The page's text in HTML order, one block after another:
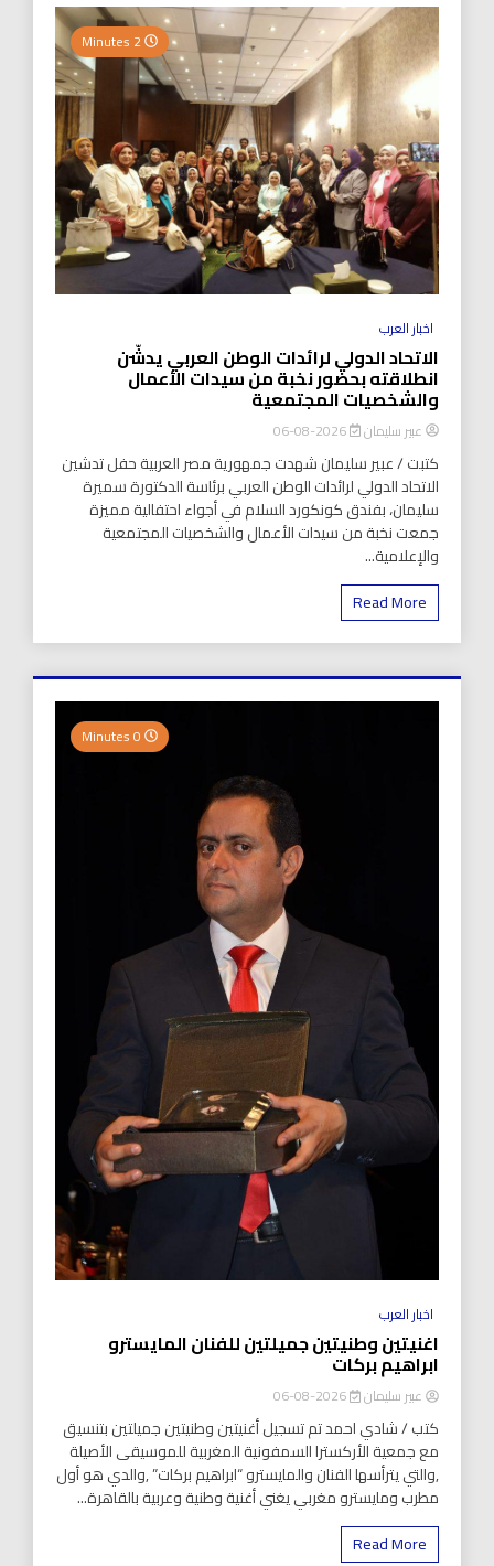
اخبار العرب
الاتحاد الدولي لرائدات الوطن العربي يدشّن
انطلاقته بحضور نخبة من سيدات الأعمال
والشخصيات المجتمعية
عبير سليمان 2026-08-06
كتبت / عبير سليمان شهدت جمهورية مصر العربية حفل تدشين
الاتحاد الدولي لرائدات الوطن العربي برئاسة الدكتورة سميرة
سليمان، بفندق كونكورد السلام في أجواء احتفالية مميزة
جمعت نخبة من سيدات الأعمال والشخصيات المجتمعية
والإعلامية...
Read More
اخبار العرب
اغنيتين وطنيتين جميلتين للفنان المايسترو
ابراهيم بركات
عبير سليمان 2026-08-06
كتب / شادي احمد تم تسجيل أغنيتين وطنيتين جميلتين بتنسيق
مع جمعية الأركسترا السمفونية المغربية للموسيقى الأصيلة
,والتي يترأسها الفنان والمايسترو “ابراهيم بركات” ,والدي هو أول
مطرب ومايسترو مغربي يغني أغنية وطنية وعربية بالقاهرة...
Read More